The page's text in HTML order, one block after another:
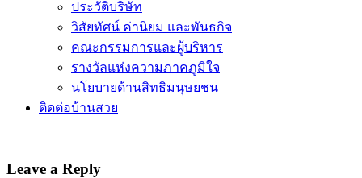
ประวัติบริษัท
วิสัยทัศน์ ค่านิยม และพันธกิจ
คณะกรรมการและผู้บริหาร
รางวัลแห่งความภาคภูมิใจ
นโยบายด้านสิทธิมนุษยชน
ติดต่อบ้านสวย
Leave a Reply